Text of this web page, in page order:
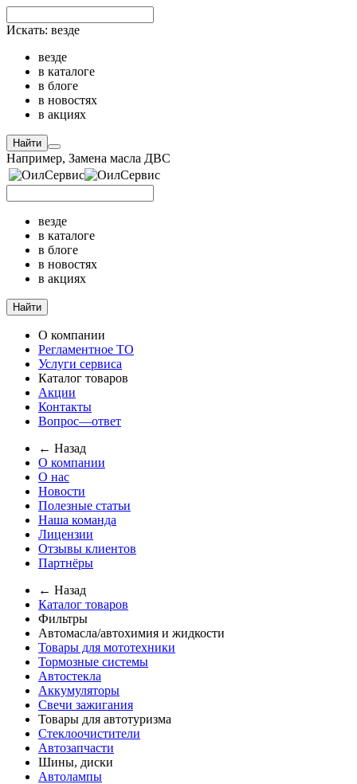
Искать: везде
везде
в каталоге
в блоге
в новостях
в акциях
Найти
Например, Замена масла ДВС
везде
в каталоге
в блоге
в новостях
в акциях
Найти
О компании
Регламентное ТО
Услуги сервиса
Каталог товаров
Акции
Контакты
Вопрос—ответ
← Назад
О компании
О нас
Новости
Полезные статьи
Наша команда
Лицензии
Отзывы клиентов
Партнёры
← Назад
Каталог товаров
Фильтры
Автомасла/автохимия и жидкости
Товары для мототехники
Тормозные системы
Автостекла
Аккумуляторы
Свечи зажигания
Товары для автотуризма
Стеклоочистители
Автозапчасти
Шины, диски
Автолампы